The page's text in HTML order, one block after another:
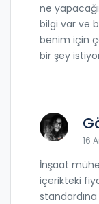
ne
bilgi var ve
benim için
bir şey
16
İnşaat
içerikteki